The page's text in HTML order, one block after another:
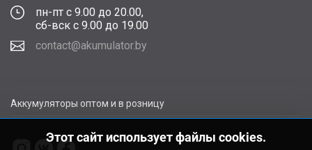
пн-пт с 9.00 до 20.00,
сб-вск с 9.00 до 19.00
contact@akumulator.by
Аккумуляторы оптом и в розницу
Этот сайт использует файлы cookies.